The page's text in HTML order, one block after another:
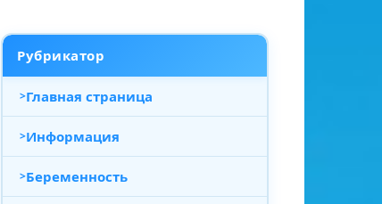
Рубрикатор
Главная страница
Информация
Беременность